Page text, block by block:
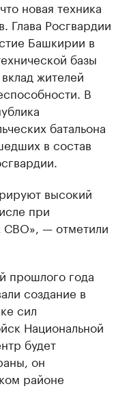
новая техника
Глава Росгвардии
Башкирии в
базы
жителей
В
батальона
в состав
высокий
при
СВО», — отметили
прошлого года
создание в
сил
Национальной
будет
он
районе